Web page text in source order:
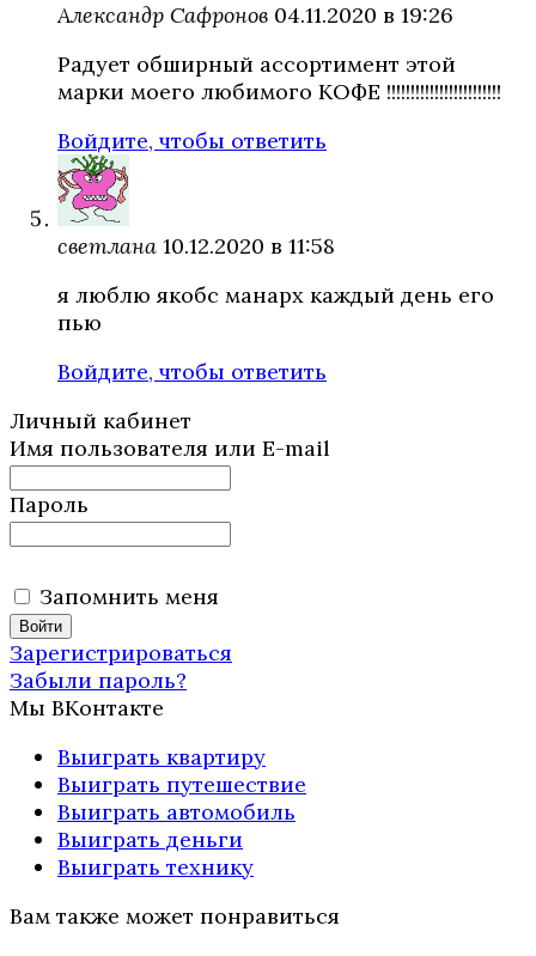
Александр Сафронов 04.11.2020 в 19:26
Радует обширный ассортимент этой
марки моего любимого КОФЕ !!!!!!!!!!!!!!!!!!!!!!!!
Войдите, чтобы ответить
светлана 10.12.2020 в 11:58
я люблю якобс манарх каждый день его
пью
Войдите, чтобы ответить
Личный кабинет
Имя пользователя или E-mail
Пароль
Запомнить меня
Зарегистрироваться
Забыли пароль?
Мы ВКонтакте
Выиграть квартиру
Выиграть путешествие
Выиграть автомобиль
Выиграть деньги
Выиграть технику
Вам также может понравиться